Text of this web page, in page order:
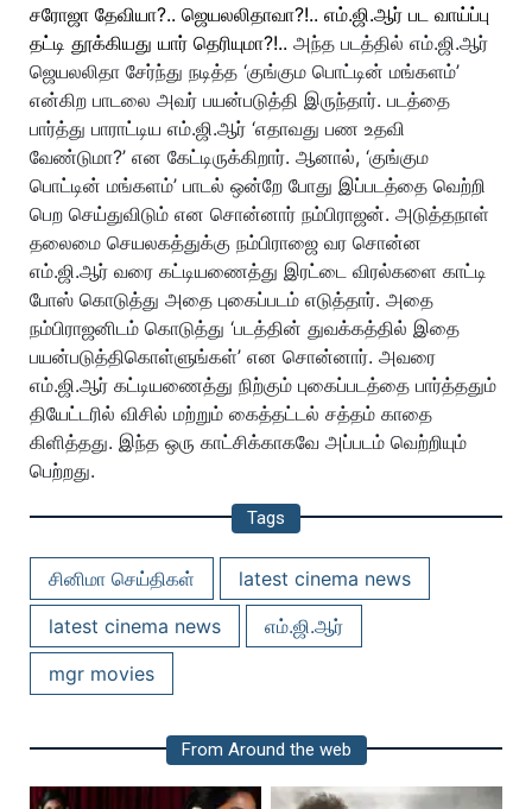
சரோஜா தேவியா?.. ஜெயலலிதாவா?!.. எம்.ஜி.ஆர் பட வாய்ப்பு
தட்டி தூக்கியது யார் தெரியுமா?!.. அந்த படத்தில் எம்.ஜி.ஆர்
ஜெயலலிதா சேர்ந்து நடித்த ‘குங்கும பொட்டின் மங்களம்’
என்கிற பாடலை அவர் பயன்படுத்தி இருந்தார். படத்தை
பார்த்து பாராட்டிய எம்.ஜி.ஆர் ‘எதாவது பண உதவி
வேண்டுமா?’ என கேட்டிருக்கிறார். ஆனால், ‘குங்கும
பொட்டின் மங்களம்’ பாடல் ஒன்றே போது இப்படத்தை வெற்றி
பெற செய்துவிடும் என சொன்னார் நம்பிராஜன். அடுத்தநாள்
தலைமை செயலகத்துக்கு நம்பிராஜை வர சொன்ன
எம்.ஜி.ஆர் வரை கட்டியணைத்து இரட்டை விரல்களை காட்டி
போஸ் கொடுத்து அதை புகைப்படம் எடுத்தார். அதை
நம்பிராஜனிடம் கொடுத்து ‘படத்தின் துவக்கத்தில் இதை
பயன்படுத்திகொள்ளுங்கள்’ என சொன்னார். அவரை
எம்.ஜி.ஆர் கட்டியணைத்து நிற்கும் புகைப்படத்தை பார்த்ததும்
தியேட்டரில் விசில் மற்றும் கைத்தட்டல் சத்தம் காதை
கிளித்தது. இந்த ஒரு காட்சிக்காகவே அப்படம் வெற்றியும்
பெற்றது.
Tags
சினிமா செய்திகள்
latest cinema news
latest cinema news
எம்.ஜி.ஆர்
mgr movies
From Around the web